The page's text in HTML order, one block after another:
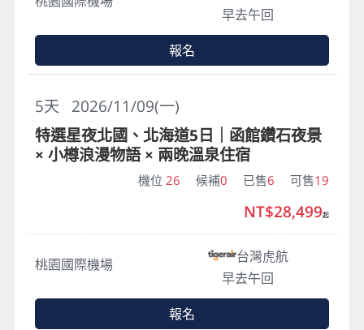
早去午回
報名
2026/11/09(一)
5天
特選星夜北國、北海道5日｜函館鑽石夜景
× 小樽浪漫物語 × 兩晚溫泉住宿
機位 26 候補0 已售6 可售19
桃園國際機場
台灣虎航
早去午回
NT$28,499起
報名